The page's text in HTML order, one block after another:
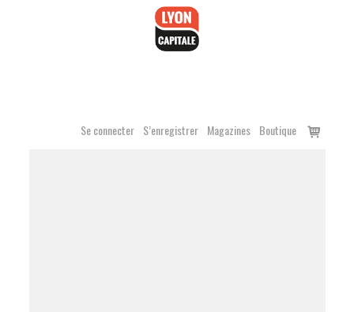
Se connecter S’enregistrer Magazines Boutique
Voir